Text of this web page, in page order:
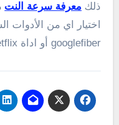
ذلك معرفة سرعة النت
اختيار اي من الأدوات
googlefiber أو اداة netflix .